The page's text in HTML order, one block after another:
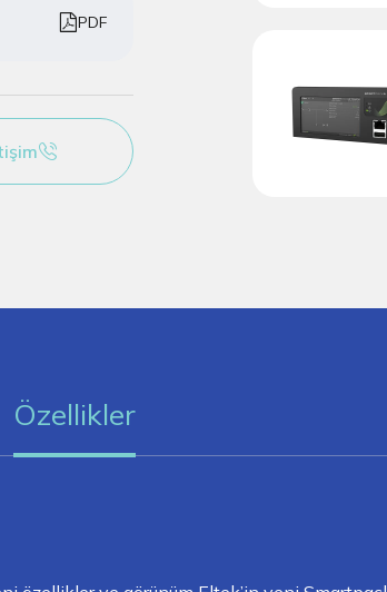
PDF
Özellikler